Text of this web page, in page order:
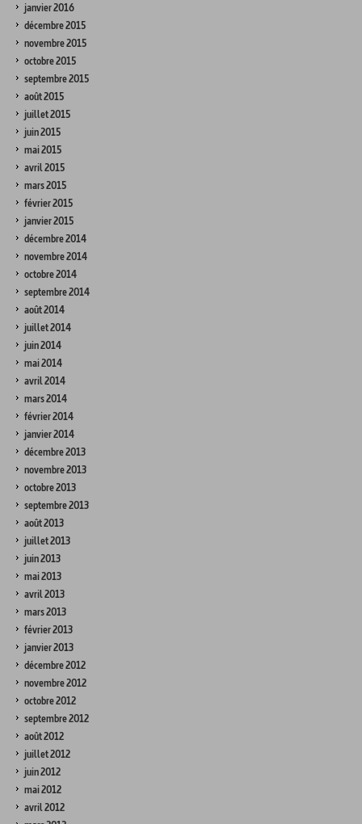
janvier 2016
décembre 2015
novembre 2015
octobre 2015
septembre 2015
août 2015
juillet 2015
juin 2015
mai 2015
avril 2015
mars 2015
février 2015
janvier 2015
décembre 2014
novembre 2014
octobre 2014
septembre 2014
août 2014
juillet 2014
juin 2014
mai 2014
avril 2014
mars 2014
février 2014
janvier 2014
décembre 2013
novembre 2013
octobre 2013
septembre 2013
août 2013
juillet 2013
juin 2013
mai 2013
avril 2013
mars 2013
février 2013
janvier 2013
décembre 2012
novembre 2012
octobre 2012
septembre 2012
août 2012
juillet 2012
juin 2012
mai 2012
avril 2012